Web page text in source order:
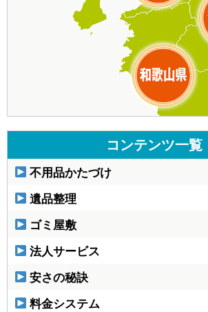
コンテンツ一覧
不用品かたづけ
遺品整理
ゴミ屋敷
法人サービス
安さの秘訣
料金システム